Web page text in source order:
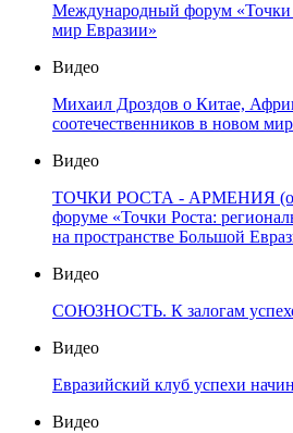
Международный форум
мир Евразии»
Видео
Михаил Дроздов о Китае,
соотечественников в новом
Видео
ТОЧКИ РОСТА - АРМЕНИЯ (о
форуме «Точки Роста:
на пространстве Большой
Видео
СОЮЗНОСТЬ. К залогам
Видео
Евразийский клуб успехи
Видео